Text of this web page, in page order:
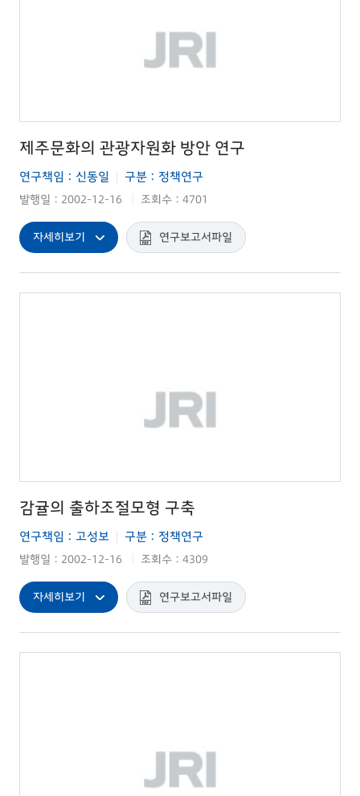
제주문화의 관광자원화 방안 연구
연구책임 : 신동일 구분 : 정책연구
발행일 : 2002-12-16 조회수 : 4701
자세히보기 연구보고서파일
감귤의 출하조절모형 구축
연구책임 : 고성보 구분 : 정책연구
발행일 : 2002-12-16 조회수 : 4309
자세히보기 연구보고서파일